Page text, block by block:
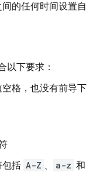
的任何时间设置自
以下要求：
格，也没有前导下
包括 A-Z 、 a-z 和